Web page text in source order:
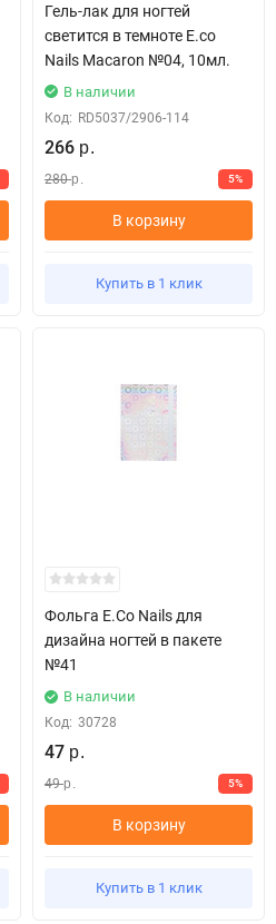
Гель-лак для ногтей
светится в темноте E.co
Nails Macaron №04, 10мл.
В наличии
Код: RD5037/2906-114
266 р.
280р. 5%
В корзину
Купить в 1 клик
Фольга E.Co Nails для
дизайна ногтей в пакете
№41
В наличии
Код: 30728
47 р.
49 р. 5%
В корзину
Купить в 1 клик